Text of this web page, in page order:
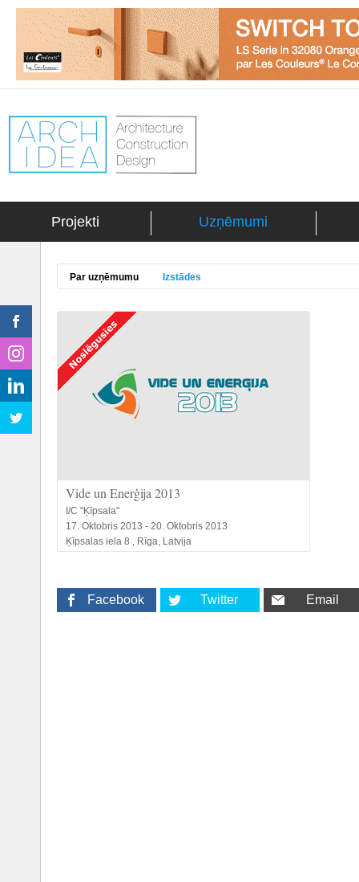
Projekti Uzņēmumi
Par uzņēmumu Izstādes
Vide un Enerģija 2013
I/C "Ķīpsala"
17. Oktobris 2013 - 20. Oktobris 2013
Ķīpsalas iela 8 , Rīga, Latvija
Facebook Twitter Email